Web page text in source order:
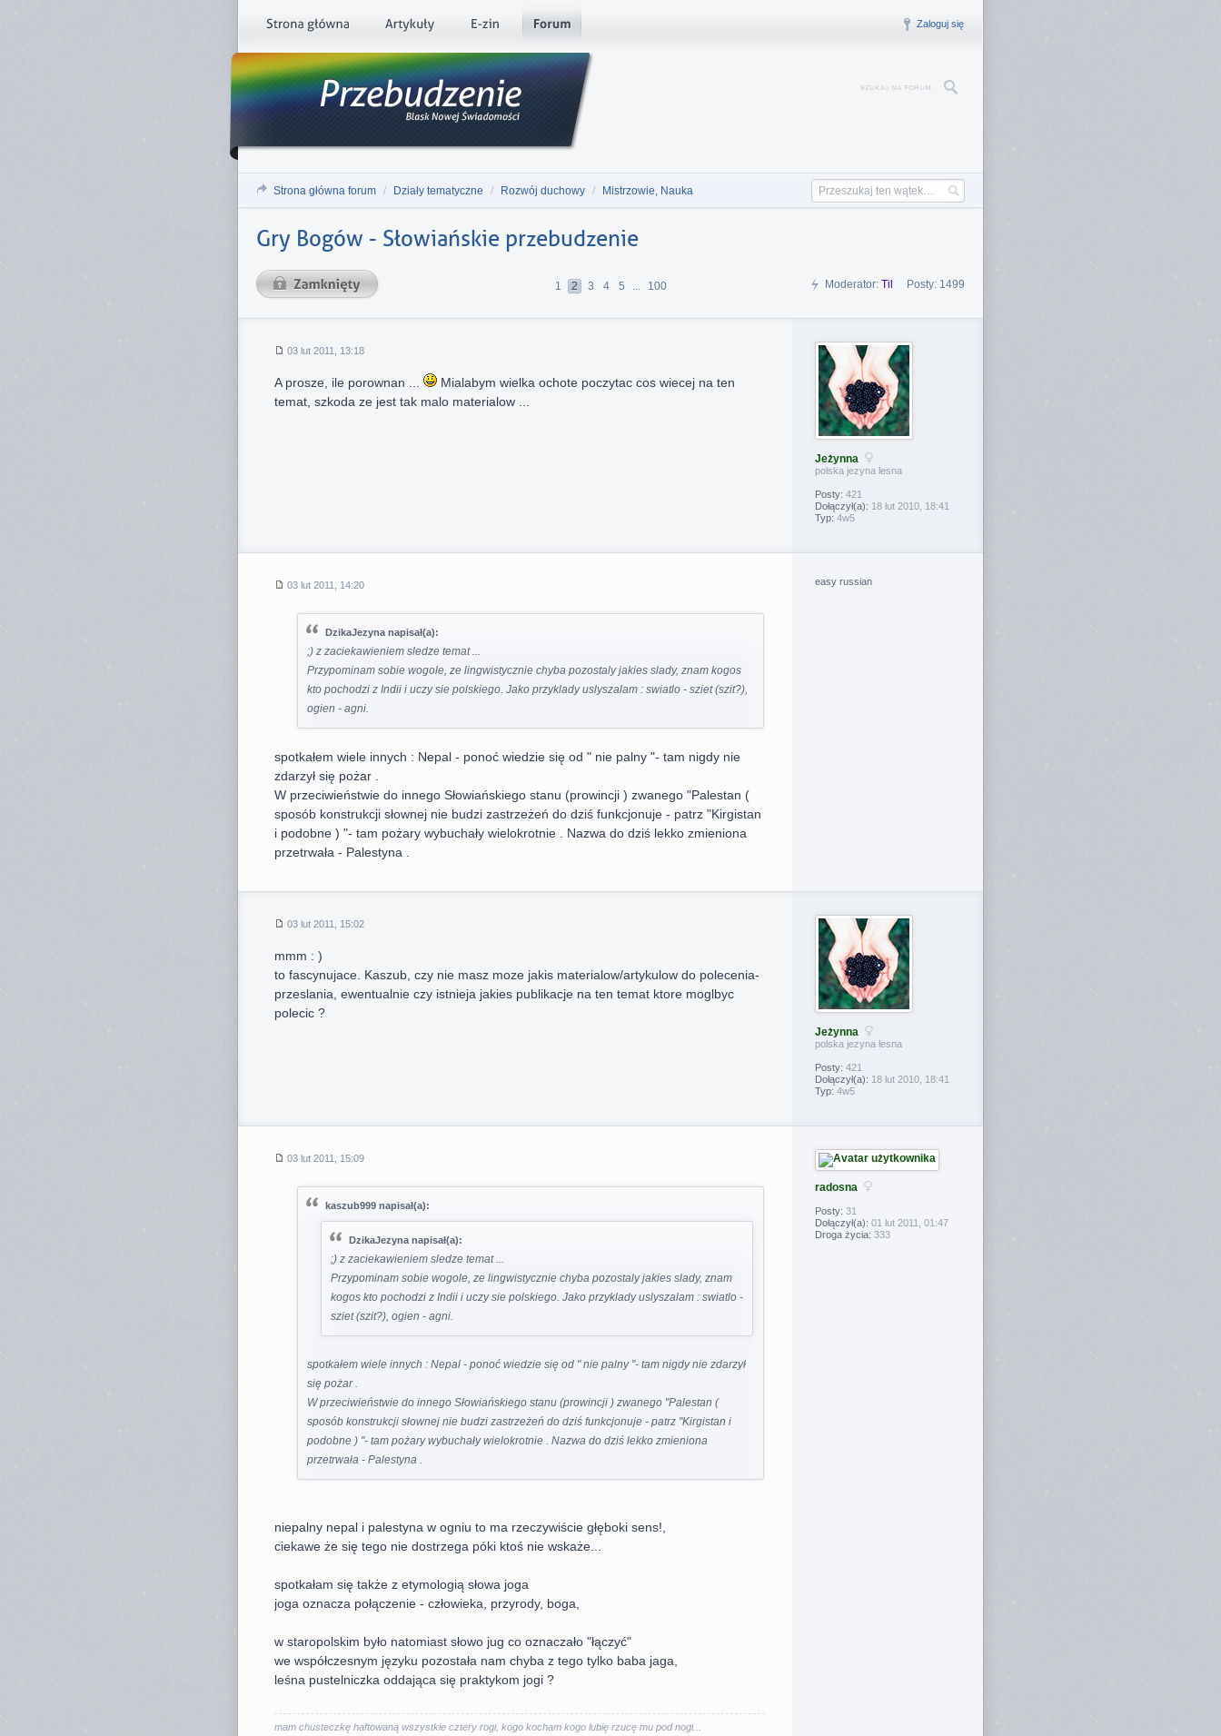
Zaloguj się
Strona główna forum / Działy tematyczne / Rozwój duchowy / Mistrzowie, Nauka
Gry Bogów - Słowiańskie przebudzenie
Moderator: Til Posty: 1499
1 2 3 4 5 ... 100
03 lut 2011, 13:18
A prosze, ile porownan ...
Mialabym wielka ochote poczytac cos wiecej na ten
temat, szkoda ze jest tak malo materialow ...
Jeżynna
polska jezyna lesna
Posty: 421
Dołączył(a): 18 lut 2010, 18:41
Typ: 4w5
03 lut 2011, 14:20
DzikaJezyna napisał(a):
;) z zaciekawieniem sledze temat ...
Przypominam sobie wogole, ze lingwistycznie chyba pozostaly jakies slady, znam kogos
kto pochodzi z Indii i uczy sie polskiego. Jako przyklady uslyszalam : swiatlo - sziet (szit?),
ogien - agni.
spotkałem wiele innych : Nepal - ponoć wiedzie się od " nie palny "- tam nigdy nie
zdarzył się pożar .
W przeciwieństwie do innego Słowiańskiego stanu (prowincji ) zwanego "Palestan (
sposób konstrukcji słownej nie budzi zastrzeżeń do dziś funkcjonuje - patrz "Kirgistan
i podobne ) "- tam pożary wybuchały wielokrotnie . Nazwa do dziś lekko zmieniona
przetrwała - Palestyna .
easy russian
03 lut 2011, 15:02
mmm : )
to fascynujace. Kaszub, czy nie masz moze jakis materialow/artykulow do polecenia-
przeslania, ewentualnie czy istnieja jakies publikacje na ten temat ktore moglbyc
polecic ?
Jeżynna
polska jezyna lesna
Posty: 421
Dołączył(a): 18 lut 2010, 18:41
Typ: 4w5
03 lut 2011, 15:09
kaszub999 napisał(a):
DzikaJezyna napisał(a):
;) z zaciekawieniem sledze temat ...
Przypominam sobie wogole, ze lingwistycznie chyba pozostaly jakies slady, znam
kogos kto pochodzi z Indii i uczy sie polskiego. Jako przyklady uslyszalam : swiatlo -
sziet (szit?), ogien - agni.
spotkałem wiele innych : Nepal - ponoć wiedzie się od " nie palny "- tam nigdy nie zdarzył
się pożar .
W przeciwieństwie do innego Słowiańskiego stanu (prowincji ) zwanego "Palestan (
sposób konstrukcji słownej nie budzi zastrzeżeń do dziś funkcjonuje - patrz "Kirgistan i
podobne ) "- tam pożary wybuchały wielokrotnie . Nazwa do dziś lekko zmieniona
przetrwała - Palestyna .
niepalny nepal i palestyna w ogniu to ma rzeczywiście głęboki sens!,
ciekawe że się tego nie dostrzega póki ktoś nie wskaże...
spotkałam się także z etymologią słowa joga
joga oznacza połączenie - człowieka, przyrody, boga,
w staropolskim było natomiast słowo jug co oznaczało "łączyć"
we współczesnym języku pozostała nam chyba z tego tylko baba jaga,
leśna pustelniczka oddająca się praktykom jogi ?
mam chusteczkę haftowaną wszystkie cztery rogi, kogo kocham kogo lubię rzucę mu pod nogi...
radosna
Posty: 31
Dołączył(a): 01 lut 2011, 01:47
Droga życia: 333